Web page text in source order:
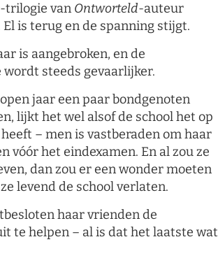
-trilogie van Ontworteld-auteur
is terug en de spanning stijgt.
is aangebroken, en de
wordt steeds gevaarlijker.
jaar een paar bondgenoten
lijkt het wel alsof de school het op
– men is vastberaden om haar
vóór het eindexamen. En al zou ze
dan zou er een wonder moeten
levend de school verlaten.
haar vrienden de
te helpen – al is dat het laatste wat